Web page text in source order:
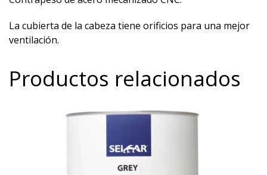
La cubierta de la cabeza tiene orificios para una mejor
ventilación.
Productos relacionados